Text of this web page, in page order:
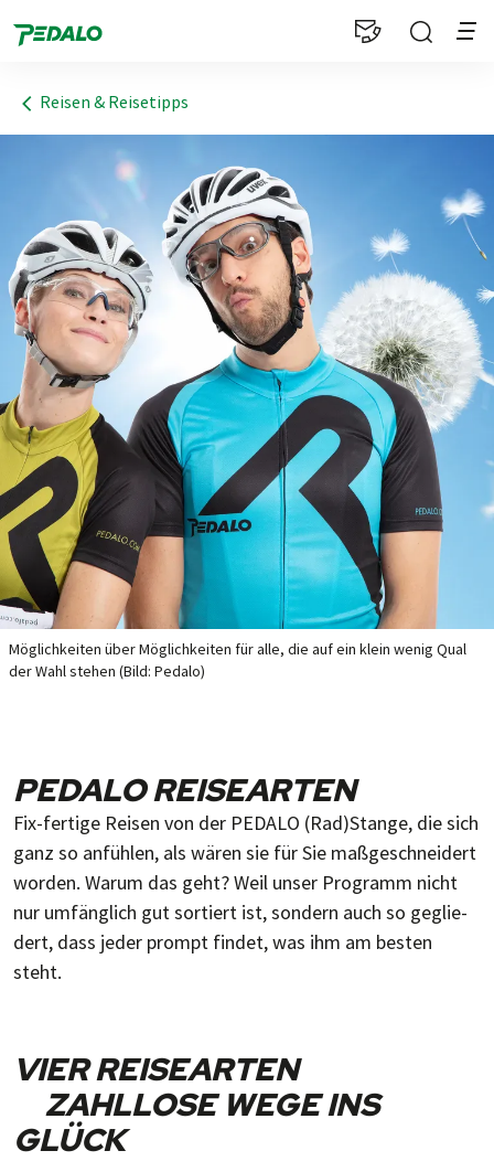
1
Reisen & Reisetipps
PEDALO REISEARTEN
Fix-fertige Reisen von der PEDALO (Rad)Stange, die sich
ganz so an­füh­len, als wä­ren sie für Sie maß­ge­schnei­dert
wor­den. Wa­rum das geht? Weil un­ser Pro­gramm nicht
nur um­fäng­lich gut sor­tiert ist, son­dern auch so ge­glie­
dert, dass je­der prompt fin­det, was ihm am bes­ten
steht.
Möglichkeiten über Mög­lich­kei­ten für alle, die auf ein klein we­nig Qual
der Wahl stehen (Bild: Pedalo)
VIER REISEARTEN
ZAHLLOSE WEGE INS
GLÜCK